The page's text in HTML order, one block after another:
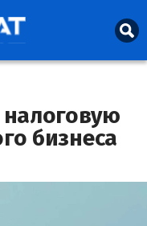
налоговую
бизнеса